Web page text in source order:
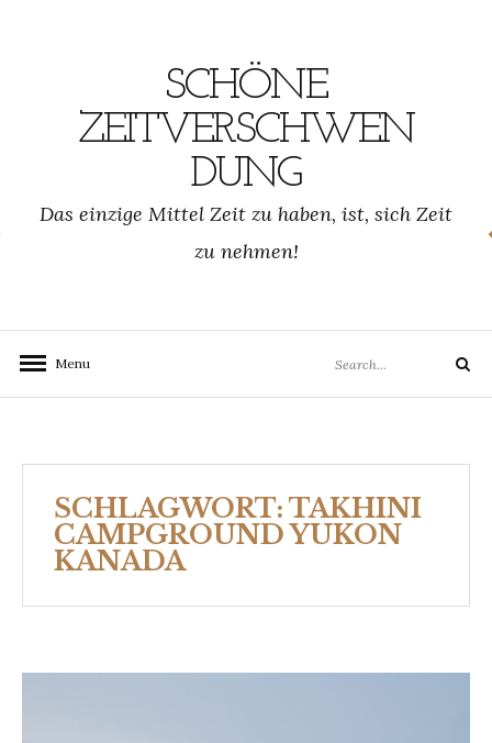
SCHÖNE
ZEITVERSCHWEN
DUNG
Das einzige Mittel Zeit zu haben, ist, sich Zeit
zu nehmen!
Menu
for:
Search
SCHLAGWORT: TAKHINI
CAMPGROUND YUKON
KANADA